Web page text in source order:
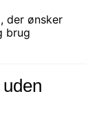
der ønsker
brug